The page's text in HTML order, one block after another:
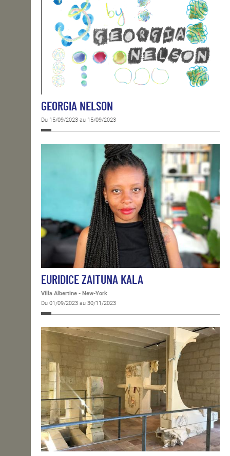
GEORGIA NELSON
Du 15/09/2023 au 15/09/2023
EURIDICE ZAITUNA KALA
Villa Albertine - New-York
Du 01/09/2023 au 30/11/2023